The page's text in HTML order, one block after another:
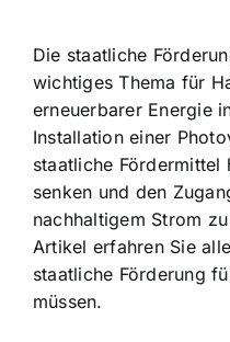
Die staatliche
wichtiges Thema für
erneuerbarer Energie
Installation einer
staatliche Fördermittel
senken und den
nachhaltigem Strom
Artikel erfahren Sie
staatliche Förderung
müssen.